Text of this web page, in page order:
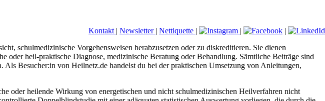
Kontakt | Newsletter | Nettiquette | |
|
schulmedizinische Vorgehensweisen herabzusetzen oder zu diskreditieren. Sie dienen
oder heil-praktische Diagnose, medizinische Beratung oder Behandlung. Sämtliche Beiträge sind
Besucher:in von Heilnetz.de handelst du bei der praktischen Umsetzung von Anleitungen,
oder heilende Wirkung von energetischen und nicht schulmedizinischen Heilverfahren nicht